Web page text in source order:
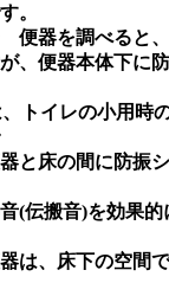
。
便器を調べると
、便器本体下に
トイレの小用時
と床の間に防振
(伝搬音)を効果
は、床下の空間